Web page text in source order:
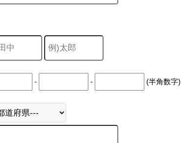
- - (半角数字)